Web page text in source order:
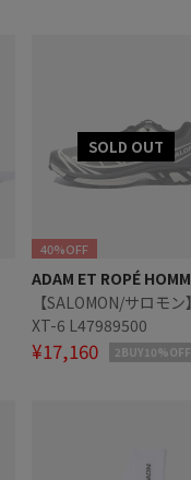
40%OFF
ADAM ET ROPÉ
【SALOMON/サロモン】
XT-6 L47989500
¥17,160 2BUY10%OFF